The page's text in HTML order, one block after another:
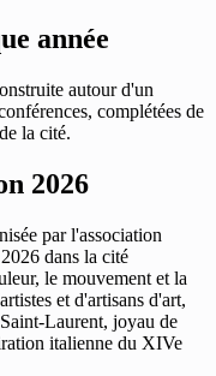
année
autour d'un
complétées de
la cité.
2026
par l'association
dans la cité
le mouvement et la
et d'artisans d'art,
Laurent, joyau de
italienne du XIVe